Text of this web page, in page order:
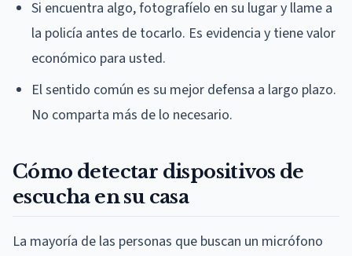
Si encuentra algo, fotografíelo en su lugar y llame a
la policía antes de tocarlo. Es evidencia y tiene valor
económico para usted.
El sentido común es su mejor defensa a largo plazo.
No comparta más de lo necesario.
Cómo detectar dispositivos de
escucha en su casa
La mayoría de las personas que buscan un micrófono